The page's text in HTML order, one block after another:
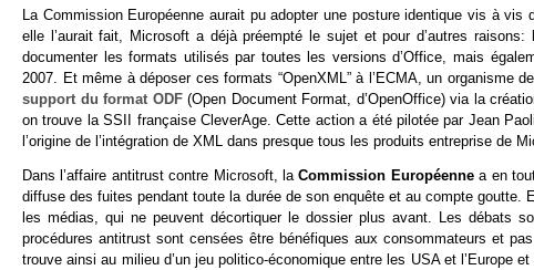
La Commission Européenne aurait pu adopter une posture identique vis à
elle l’aurait fait, Microsoft a déjà préempté le sujet et pour d’autres
documenter les formats utilisés par toutes les versions d’Office, mais
2007. Et même à déposer ces formats “OpenXML” à l’ECMA, un organisme
support du format ODF(Open Document Format, d’OpenOffice) via la
on trouve la SSII française CleverAge. Cette action a été pilotée par Jean
l’origine de l’intégration de XML dans presque tous les produits entreprise de
Dans l’affaire antitrust contre Microsoft, laCommission Européennea en
diffuse des fuites pendant toute la durée de son enquête et au compte
les médias, qui ne peuvent décortiquer le dossier plus avant. Les débats
procédures antitrust sont censées être bénéfiques aux consommateurs et
trouve ainsi au milieu d’un jeu politico-économique entre les USA et l’Europe